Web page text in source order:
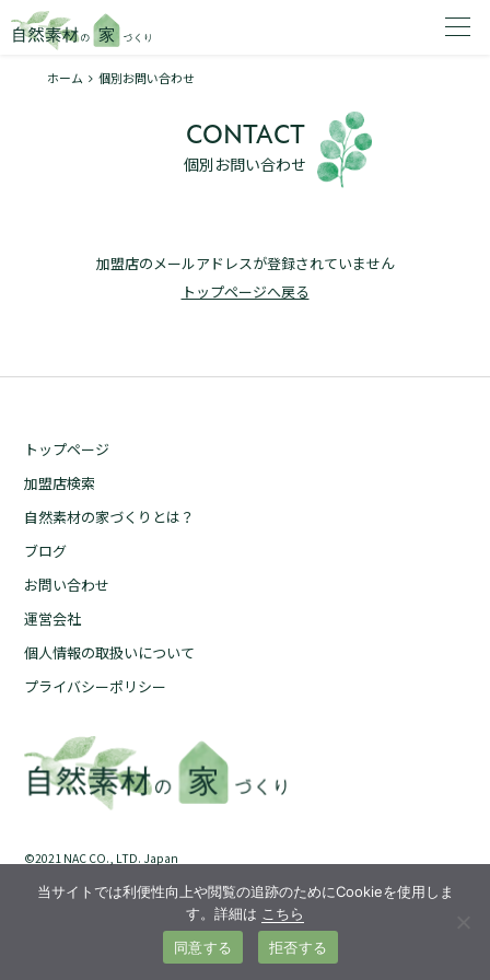
家を建てたいエリアを選択してください。
トップページ
加盟店検索
自然素材の家づくりとは？
ブログ
お問い合わせ
運営会社
個人情報の取扱いについて
プライバシーポリシー
ホーム 個別お問い合わせ
CONTACT
個別お問い合わせ
加盟店のメールアドレスが登録されていません
トップページへ戻る
トップページ
加盟店検索
自然素材の家づくりとは？
ブログ
お問い合わせ
運営会社
個人情報の取扱いについて
プライバシーポリシー
©︎2021 NAC CO., LTD. Japan
当サイトでは利便性向上や閲覧の追跡のためにCookieを使用しま
す。詳細は こちら
同意する
拒否する